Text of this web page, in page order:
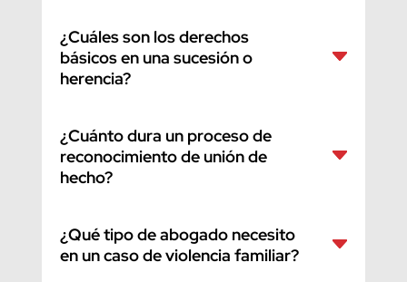
¿Cuáles son los derechos
básicos en una sucesión o
herencia?
¿Cuánto dura un proceso de
reconocimiento de unión de
hecho?
¿Qué tipo de abogado necesito
en un caso de violencia familiar?